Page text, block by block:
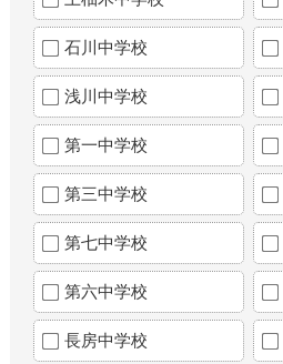
石川中学校
浅川中学校
第一中学校
第三中学校
第七中学校
第六中学校
長房中学校